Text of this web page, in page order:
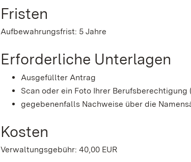
Fristen
Aufbewahrungsfrist: 5 Jahre
Erforderliche Unterlagen
Ausgefüllter Antrag
Scan oder ein Foto Ihrer
gegebenenfalls Nachweise über die
Kosten
Verwaltungsgebühr: 40,00 EUR